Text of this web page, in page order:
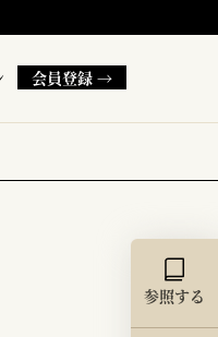
会員登録 →
参照する